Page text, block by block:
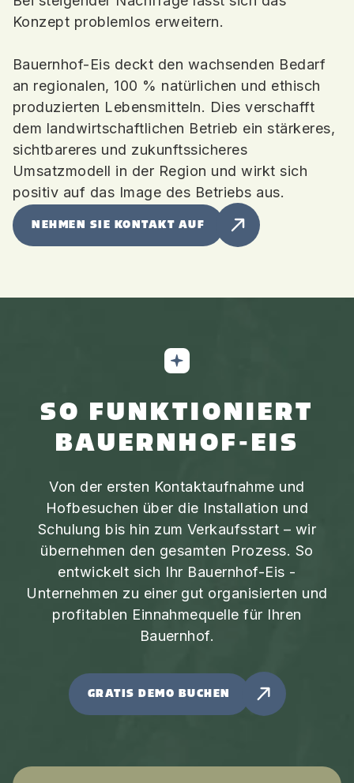
Konzept problemlos erweitern.
Bauernhof-Eis deckt den wachsenden Bedarf
an regionalen, 100 % natürlichen und ethisch
produzierten Lebensmitteln. Dies verschafft
dem landwirtschaftlichen Betrieb ein stärkeres,
sichtbareres und zukunftssicheres
Umsatzmodell in der Region und wirkt sich
positiv auf das Image des Betriebs aus.
NEHMEN SIE KONTAKT AUF
SO FUNKTIONIERT
BAUERNHOF-EIS
Von der ersten Kontaktaufnahme und
Hofbesuchen über die Installation und
Schulung bis hin zum Verkaufsstart – wir
übernehmen den gesamten Prozess. So
entwickelt sich Ihr Bauernhof-Eis -
Unternehmen zu einer gut organisierten und
profitablen Einnahmequelle für Ihren
Bauernhof.
GRATIS DEMO BUCHEN